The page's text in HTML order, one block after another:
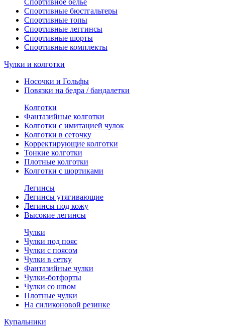
Спортивное белье
Спортивные бюстгальтеры
Спортивные топы
Спортивные леггинсы
Спортивные шорты
Спортивные комплекты
Чулки и колготки
Носочки и Гольфы
Повязки на бедра / бандалетки
Колготки
Фантазийные колготки
Колготки с имитацией чулок
Колготки в сеточку
Корректирующие колготки
Тонкие колготки
Плотные колготки
Колготки с шортиками
Легинсы
Легинсы утягивающие
Легинсы под кожу
Высокие легинсы
Чулки
Чулки под пояс
Чулки с поясом
Чулки в сетку
Фантазийные чулки
Чулки-ботфорты
Чулки со швом
Плотные чулки
На силиконовой резинке
Купальники